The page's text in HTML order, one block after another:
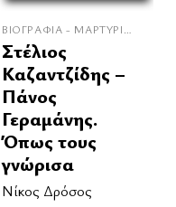
ΒΙΟΓΡΑΦΊΑ - ΜΑΡΤΥΡΊΕΣ
Στέλιος
Καζαντζίδης –
Πάνος
Γεραμάνης.
Όπως τους
γνώρισα
Νίκος Δρόσος